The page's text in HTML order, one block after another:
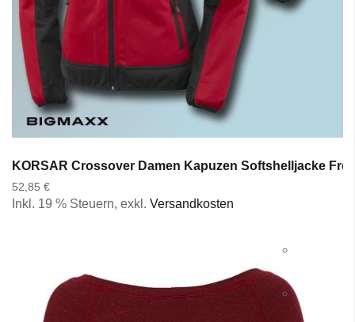
KORSAR Crossover Damen Kapuzen Softshelljacke
52,85 €
Inkl. 19 % Steuern, exkl. Versandkosten